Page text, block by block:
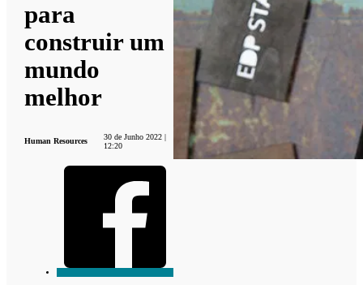
para
construir um
mundo
melhor
Human Resources
30 de Junho 2022 |
12:20